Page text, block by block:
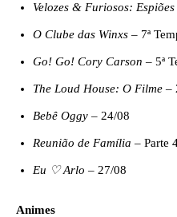
Velozes & Furiosos:
O Clube das Winxs – 7ª
Go! Go! Cory Carson – 5ª
The Loud House: O Filme –
Bebê Oggy – 24/08
Reunião de Família – Parte
Eu ♡ Arlo – 27/08
Animes